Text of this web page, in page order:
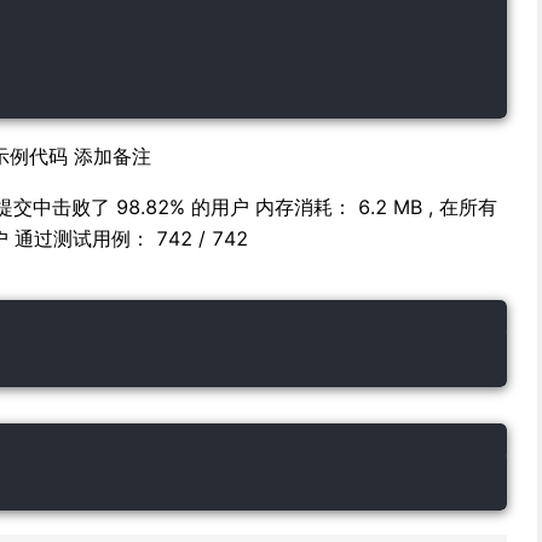
例代码 添加备注
交中击败了 98.82% 的用户 内存消耗： 6.2 MB , 在所有
通过测试用例： 742 / 742